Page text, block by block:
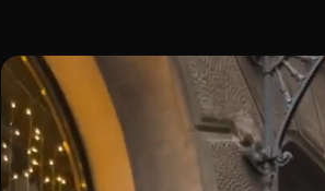
En el Carrer de les Magdalenes, 27,
[00:00 - Escena 1: Introducción y